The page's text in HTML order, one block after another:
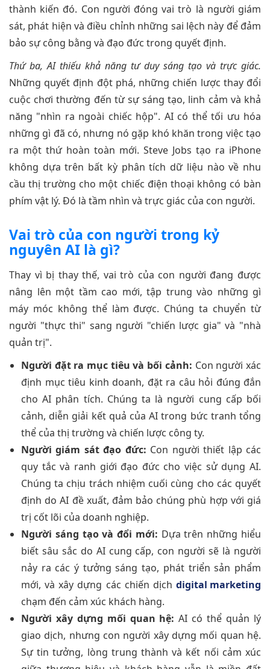
thành kiến đó. Con người đóng vai trò là người giám
sát, phát hiện và điều chỉnh những sai lệch này để đảm
bảo sự công bằng và đạo đức trong quyết định.
Thứ ba, AI thiếu khả năng tư duy sáng tạo và trực giác.
Những quyết định đột phá, những chiến lược thay đổi
cuộc chơi thường đến từ sự sáng tạo, linh cảm và khả
năng "nhìn ra ngoài chiếc hộp". AI có thể tối ưu hóa
những gì đã có, nhưng nó gặp khó khăn trong việc tạo
ra một thứ hoàn toàn mới. Steve Jobs tạo ra iPhone
không dựa trên bất kỳ phân tích dữ liệu nào về nhu
cầu thị trường cho một chiếc điện thoại không có bàn
phím vật lý. Đó là tầm nhìn và trực giác của con người.
Vai trò của con người trong kỷ
nguyên AI là gì?
Thay vì bị thay thế, vai trò của con người đang được
nâng lên một tầm cao mới, tập trung vào những gì
máy móc không thể làm được. Chúng ta chuyển từ
người "thực thi" sang người "chiến lược gia" và "nhà
quản trị".
Người đặt ra mục tiêu và bối cảnh: Con người xác
định mục tiêu kinh doanh, đặt ra câu hỏi đúng đắn
cho AI phân tích. Chúng ta là người cung cấp bối
cảnh, diễn giải kết quả của AI trong bức tranh tổng
thể của thị trường và chiến lược công ty.
Người giám sát đạo đức: Con người thiết lập các
quy tắc và ranh giới đạo đức cho việc sử dụng AI.
Chúng ta chịu trách nhiệm cuối cùng cho các quyết
định do AI đề xuất, đảm bảo chúng phù hợp với giá
trị cốt lõi của doanh nghiệp.
Người sáng tạo và đổi mới: Dựa trên những hiểu
biết sâu sắc do AI cung cấp, con người sẽ là người
nảy ra các ý tưởng sáng tạo, phát triển sản phẩm
mới, và xây dựng các chiến dịch digital marketing
chạm đến cảm xúc khách hàng.
Người xây dựng mối quan hệ: AI có thể quản lý
giao dịch, nhưng con người xây dựng mối quan hệ.
Sự tin tưởng, lòng trung thành và kết nối cảm xúc